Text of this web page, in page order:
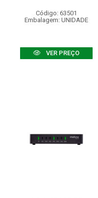
Código: 63501
Embalagem: UNIDADE
VER PREÇO